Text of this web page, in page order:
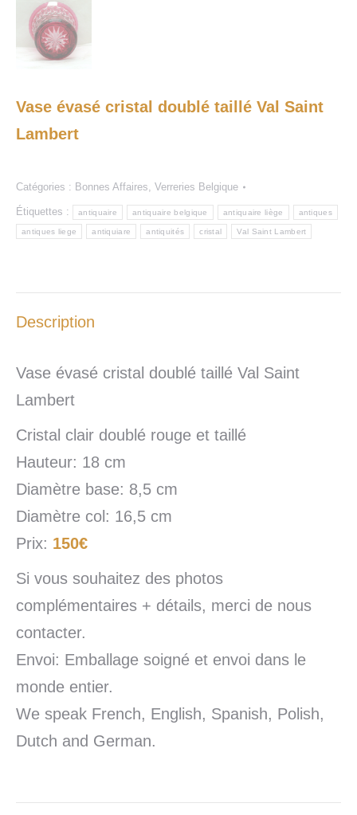
Vase évasé cristal doublé taillé Val Saint
Lambert
Catégories : Bonnes Affaires, Verreries Belgique
Étiquettes : antiquaire antiquaire belgique antiquaire liège antiques
antiques liege antiquiare antiquités cristal Val Saint Lambert
Description
Vase évasé cristal doublé taillé Val Saint
Lambert
Cristal clair doublé rouge et taillé
Hauteur: 18 cm
Diamètre base: 8,5 cm
Diamètre col: 16,5 cm
Prix: 150€
Si vous souhaitez des photos
complémentaires + détails, merci de nous
contacter.
Envoi: Emballage soigné et envoi dans le
monde entier.
We speak French, English, Spanish, Polish,
Dutch and German.